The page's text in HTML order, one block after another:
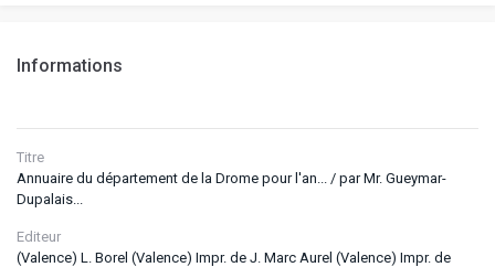
Informations
Titre
Annuaire du département de la Drome pour l'an... / par Mr. Gueymar-
Dupalais...
Editeur
(Valence) L. Borel (Valence) Impr. de J. Marc Aurel (Valence) Impr. de